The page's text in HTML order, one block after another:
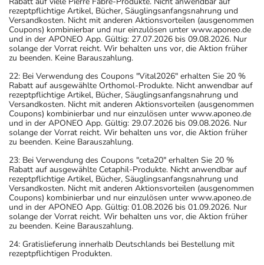
rezeptpflichtige Artikel, Bücher, Säuglingsanfangsnahrung und
Versandkosten. Nicht mit anderen Aktionsvorteilen (ausgenommen
Coupons) kombinierbar und nur einzulösen unter www.aponeo.de
und in der APONEO App. Gültig: 27.07.2026 bis 09.08.2026. Nur
solange der Vorrat reicht. Wir behalten uns vor, die Aktion früher
zu beenden. Keine Barauszahlung.
22: Bei Verwendung des Coupons "Vital2026" erhalten Sie 20 %
Rabatt auf ausgewählte Orthomol-Produkte. Nicht anwendbar auf
rezeptpflichtige Artikel, Bücher, Säuglingsanfangsnahrung und
Versandkosten. Nicht mit anderen Aktionsvorteilen (ausgenommen
Coupons) kombinierbar und nur einzulösen unter www.aponeo.de
und in der APONEO App. Gültig: 29.07.2026 bis 09.08.2026. Nur
solange der Vorrat reicht. Wir behalten uns vor, die Aktion früher
zu beenden. Keine Barauszahlung.
23: Bei Verwendung des Coupons "ceta20" erhalten Sie 20 %
Rabatt auf ausgewählte Cetaphil-Produkte. Nicht anwendbar auf
rezeptpflichtige Artikel, Bücher, Säuglingsanfangsnahrung und
Versandkosten. Nicht mit anderen Aktionsvorteilen (ausgenommen
Coupons) kombinierbar und nur einzulösen unter www.aponeo.de
und in der APONEO App. Gültig: 01.08.2026 bis 01.09.2026. Nur
solange der Vorrat reicht. Wir behalten uns vor, die Aktion früher
zu beenden. Keine Barauszahlung.
24: Gratislieferung innerhalb Deutschlands bei Bestellung mit
rezeptpflichtigen Produkten.